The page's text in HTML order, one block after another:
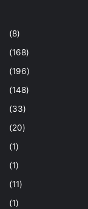
(8)
(168)
(196)
(148)
(33)
(20)
(1)
(1)
(11)
(1)